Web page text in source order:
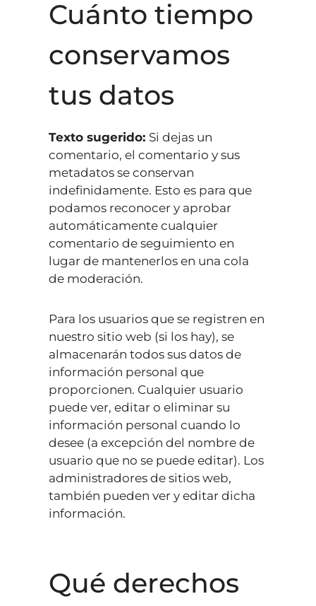
Cuánto tiempo
conservamos
tus datos
Texto sugerido: Si dejas un
comentario, el comentario y sus
metadatos se conservan
indefinidamente. Esto es para que
podamos reconocer y aprobar
automáticamente cualquier
comentario de seguimiento en
lugar de mantenerlos en una cola
de moderación.
Para los usuarios que se registren en
nuestro sitio web (si los hay), se
almacenarán todos sus datos de
información personal que
proporcionen. Cualquier usuario
puede ver, editar o eliminar su
información personal cuando lo
desee (a excepción del nombre de
usuario que no se puede editar). Los
administradores de sitios web,
también pueden ver y editar dicha
información.
Qué derechos